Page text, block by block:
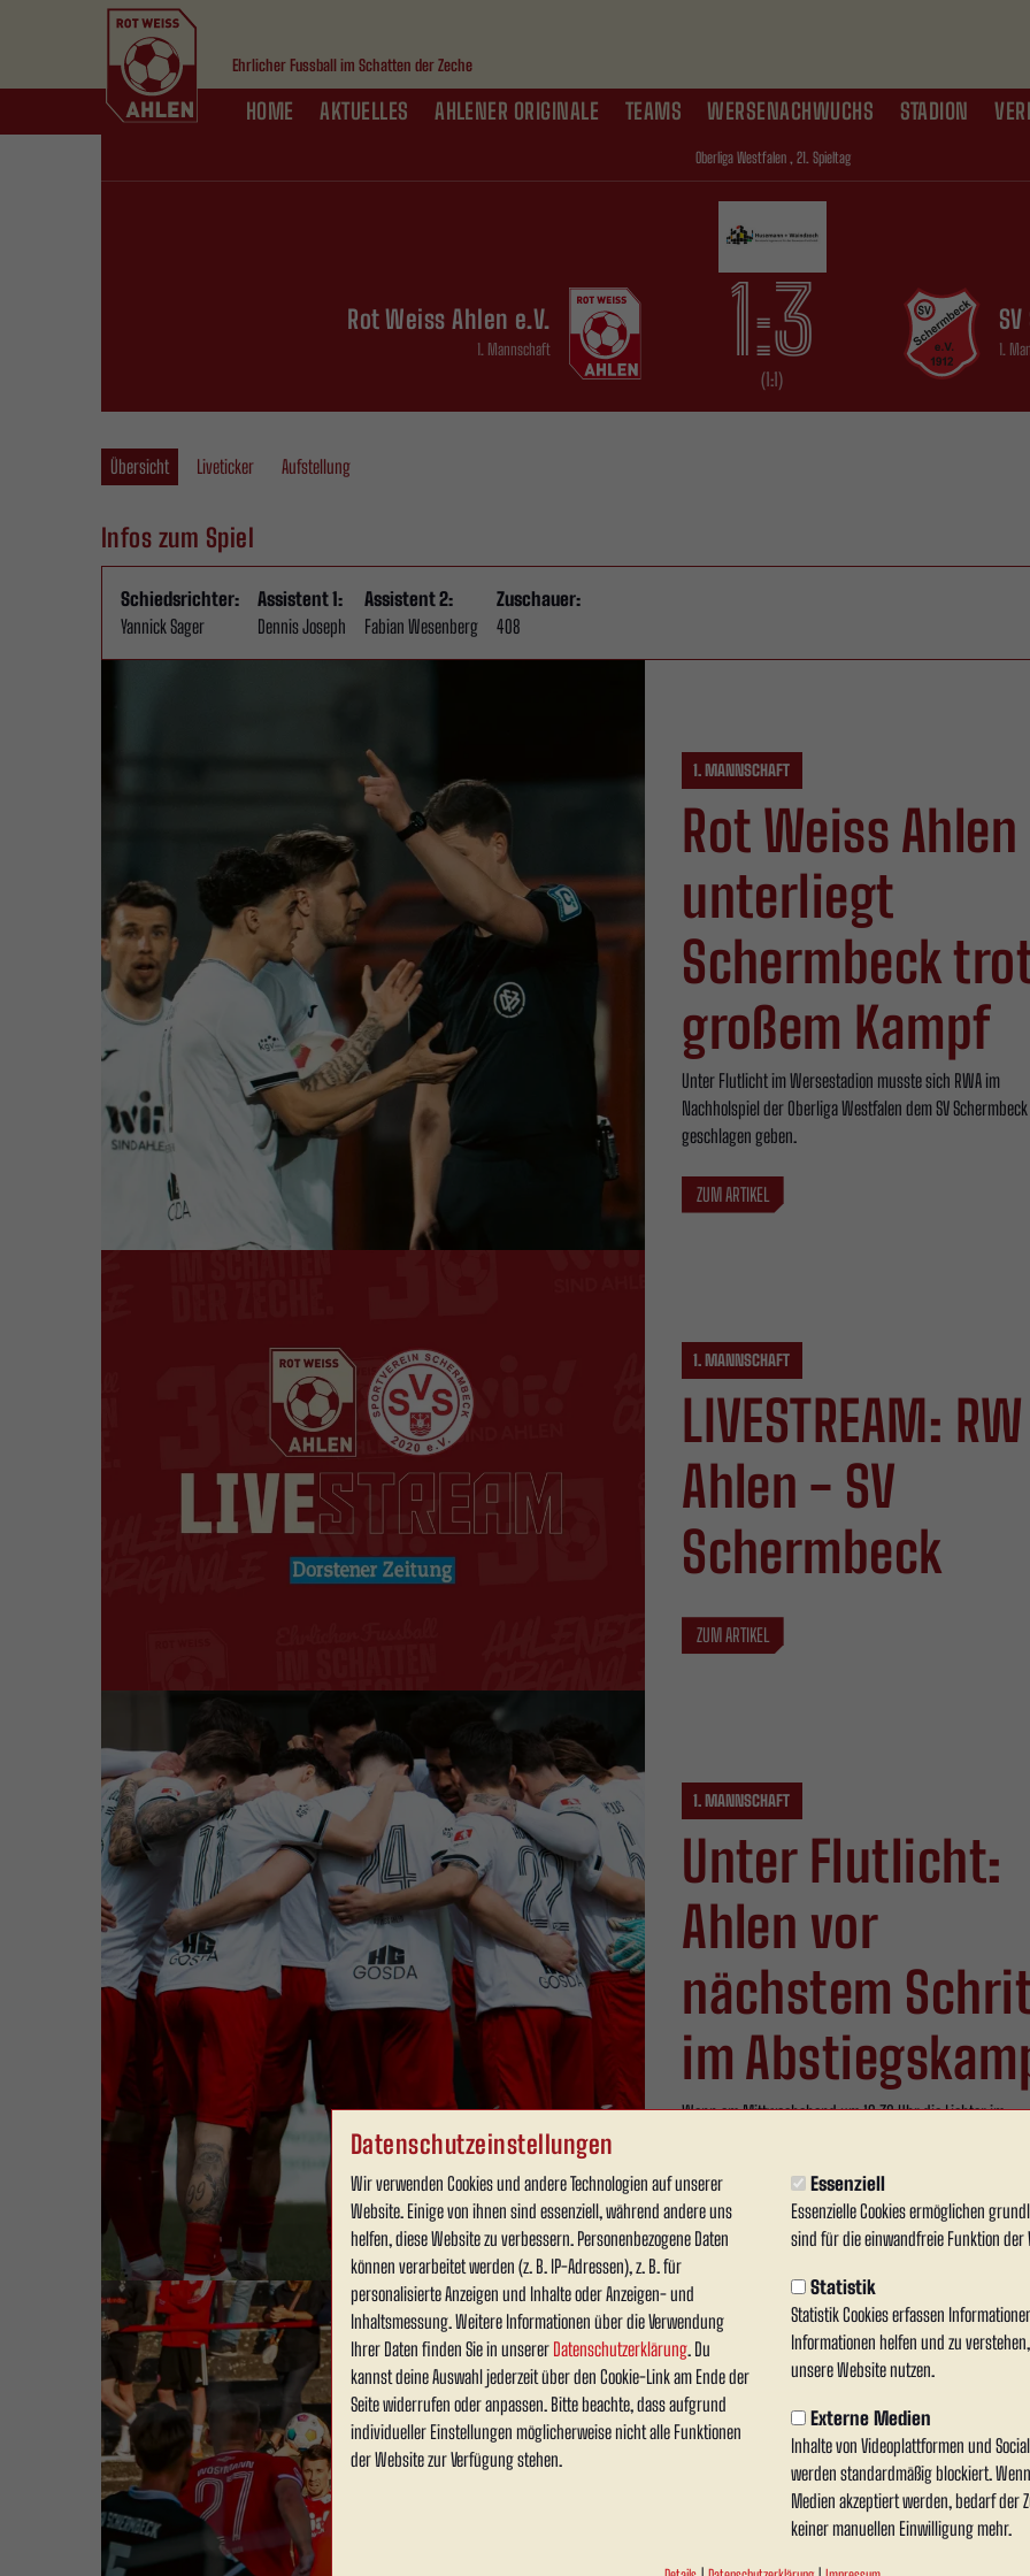
Datenschutzeinstellungen
Wir verwenden Cookies und andere Technologien auf unserer
Website. Einige von ihnen sind essenziell, während andere uns
helfen, diese Website zu verbessern. Personenbezogene Daten
können verarbeitet werden (z. B. IP-Adressen), z. B. für
personalisierte Anzeigen und Inhalte oder Anzeigen- und
Inhaltsmessung. Weitere Informationen über die Verwendung
Ihrer Daten finden Sie in unserer Datenschutzerklärung. Du
kannst deine Auswahl jederzeit über den Cookie-Link am Ende der
Seite widerrufen oder anpassen. Bitte beachte, dass aufgrund
individueller Einstellungen möglicherweise nicht alle Funktionen
der Website zur Verfügung stehen.
Essenziell
Essenzielle Cookies ermöglichen
sind für die einwandfreie Funktion
Statistik
Statistik Cookies erfassen
Informationen helfen und zu
unsere Website nutzen.
Externe Medien
Inhalte von Videoplattformen und
werden standardmäßig blockiert.
Medien akzeptiert werden, bedarf der
keiner manuellen Einwilligung mehr.
Ehrlicher Fussball im Schatten der Zeche
HOME AKTUELLES AHLENER ORIGINALE TEAMS WERSENACHWUCHS STADION
Oberliga Westfalen , 21. Spieltag
Rot Weiss Ahlen e.V.
1. Mannschaft 1:3
(1:1)
1.
Übersicht Liveticker Aufstellung
Infos zum Spiel
Schiedsrichter:
Yannick Sager
Assistent 1:
Dennis Joseph
Assistent 2:
Fabian Wesenberg
Zuschauer:
408
1. MANNSCHAFT
Rot Weiss Ahlen
unterliegt
Schermbeck
großem Kampf
Unter Flutlicht im Wersestadion musste sich RWA im
Nachholspiel der Oberliga Westfalen dem SV
geschlagen geben.
ZUM ARTIKEL
1. MANNSCHAFT
LIVESTREAM: RW
Ahlen - SV
Schermbeck
ZUM ARTIKEL
1. MANNSCHAFT
Unter Flutlicht:
Ahlen vor
nächstem
im
Wenn am Mittwochabend um 19:30 Uhr die Lichter im
ZUM ARTIKEL
Nachholtermine
für Schermbeck